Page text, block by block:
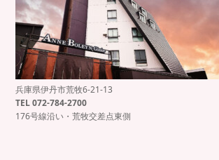
もっと見る
兵庫県伊丹市荒牧6-21-13
TEL 072-784-2700
176号線沿い・荒牧交差点東側